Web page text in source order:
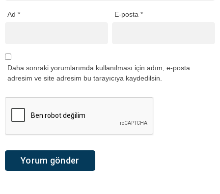
Ad * E-posta*
Daha sonraki yorumlarımda kullanılması için adım, e-posta
adresim ve site adresim bu tarayıcıya kaydedilsin.